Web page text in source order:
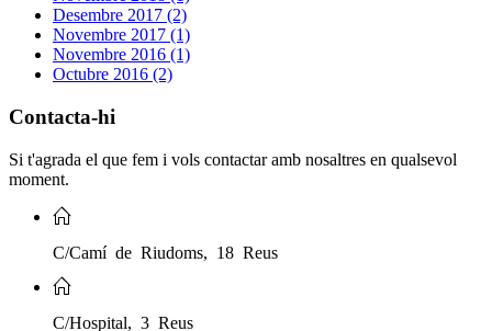
Desembre 2017 (2)
Novembre 2017 (1)
Novembre 2016 (1)
Octubre 2016 (2)
Contacta-hi
Si t'agrada el que fem i vols contactar amb nosaltres en qualsevol
moment.
C/Camí de Riudoms, 18 Reus
C/Hospital, 3 Reus